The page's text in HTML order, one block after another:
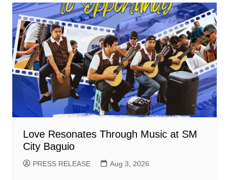
Love Resonates Through Music at SM
City Baguio
PRESS RELEASE Aug 3, 2026